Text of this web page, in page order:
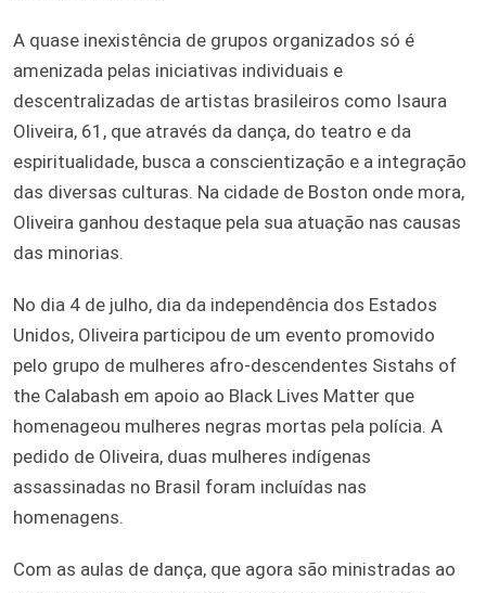
A quase inexistência de grupos organizados só é
amenizada pelas iniciativas individuais e
descentralizadas de artistas brasileiros como Isaura
Oliveira, 61, que através da dança, do teatro e da
espiritualidade, busca a conscientização e a integração
das diversas culturas. Na cidade de Boston onde mora,
Oliveira ganhou destaque pela sua atuação nas causas
das minorias.
No dia 4 de julho, dia da independência dos Estados
Unidos, Oliveira participou de um evento promovido
pelo grupo de mulheres afro-descendentes Sistahs of
the Calabash em apoio ao Black Lives Matter que
homenageou mulheres negras mortas pela polícia. A
pedido de Oliveira, duas mulheres indígenas
assassinadas no Brasil foram incluídas nas
homenagens.
Com as aulas de dança, que agora são ministradas ao